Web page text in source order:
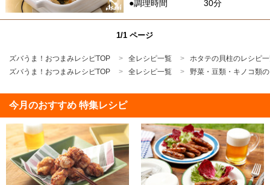
●調理時間
30分
1/1 ページ
ズバうま！おつまみレシピTOP 全レシピ一覧
ホタテの貝柱のレシピ
ズバうま！おつまみレシピTOP
全レシピ一覧 野菜・豆類・キノコ類
今月のおすすめ 特集レシピ